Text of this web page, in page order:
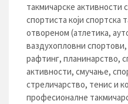
такмичарске активности
спортиста који спортска
отвореном (атлетика,
ваздухопловни
рафтинг, планинарство,
активности, смучање,
стреличарство, тенис и
професионалне